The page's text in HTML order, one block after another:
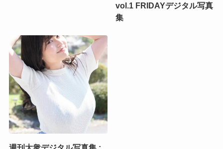
vol.1 FRIDAYデジタル写真
集